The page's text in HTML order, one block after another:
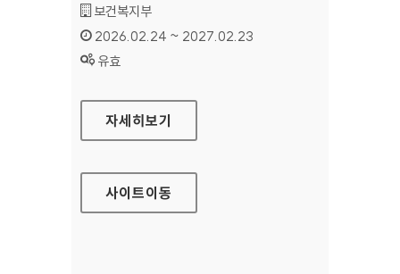
기관명 :
보건복지부
인증기간 :
2026.02.24 ~ 2027.02.23
상태 :
유효
사회보장위원회
자세히보기
사이트이동